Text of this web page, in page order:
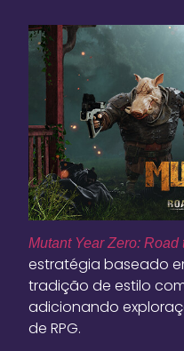
Mutant Year Zero: Road
estratégia baseado
tradição de estilo
adicionando
de RPG.